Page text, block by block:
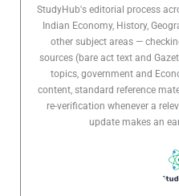
StudyHub's editorial process
Indian Economy, History,
other subject areas —
sources (bare act text and
topics, government and
content, standard reference
re-verification whenever a
update makes an